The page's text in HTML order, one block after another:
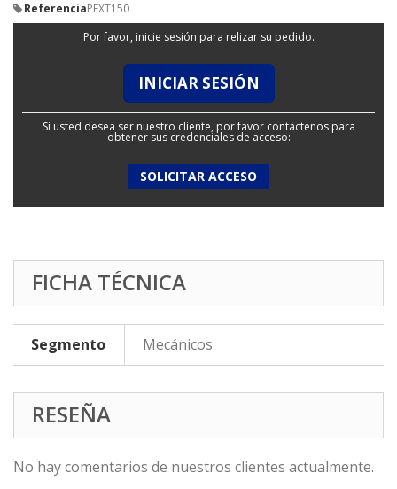
ReferenciaPEXT150
Por favor, inicie sesión para relizar su pedido.
INICIAR SESIÓN
Si usted desea ser nuestro cliente, por favor contáctenos para
obtener sus credenciales de acceso:
SOLICITAR ACCESO
FICHA TÉCNICA
Segmento Mecánicos
RESEÑA
No hay comentarios de nuestros clientes actualmente.